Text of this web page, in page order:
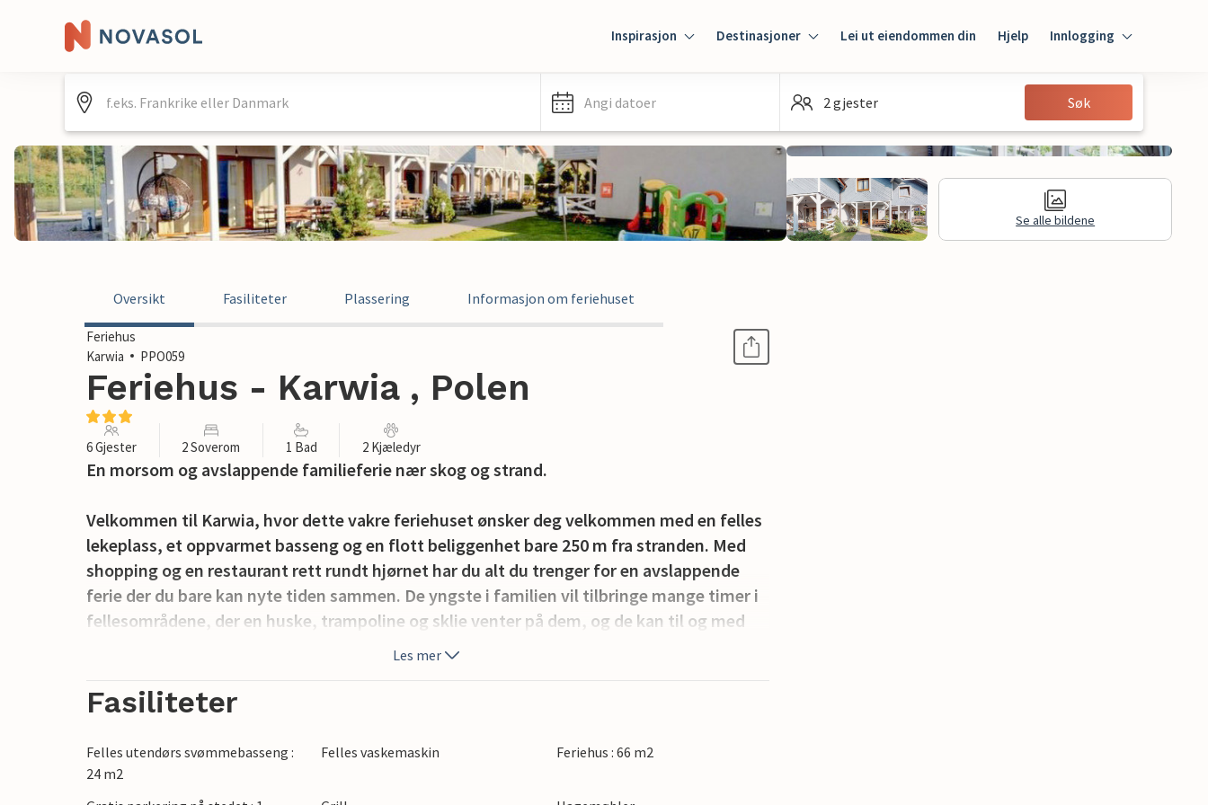
Inspirasjon Destinasjoner Lei ut eiendommen din Hjelp Innlogging
Innlogging
Gjest
Angi datoer 2 gjester Søk
Se alle bildene
Oversikt Fasiliteter Plassering Informasjon om feriehuset
Feriehus
Karwia
PPO059
Feriehus - Karwia , Polen
6 Gjester 2 Soverom 1 Bad 2 Kjæledyr
En morsom og avslappende familieferie nær skog og strand.
Velkommen til Karwia, hvor dette vakre feriehuset ønsker deg velkommen med en felles
lekeplass, et oppvarmet basseng og en flott beliggenhet bare 250 m fra stranden. Med
shopping og en restaurant rett rundt hjørnet har du alt du trenger for en avslappende
ferie der du bare kan nyte tiden sammen. De yngste i familien vil tilbringe mange timer i
fellesområdene, der en huske, trampoline og sklie venter på dem, og de kan til og med
Du vil umiddelbart føle deg hjemme når du kommer inn i ditt lyse og innbydende
de mange aktivitetene i området, og her kan dere slappe av og lade batteriene mellom de
ulike utfluktene. Start dagen med frokost på terrassen eller sett deg godt til rette med
en kopp kaffe og en god bok mens barna leker.
Les mer
Fasiliteter
Felles utendørs svømmebasseng :
24 m2
Felles vaskemaskin Feriehus : 66 m2